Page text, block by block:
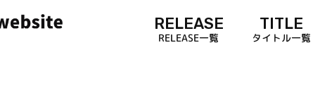
RELEASE
RELEASE一覧
TITLE
タイトル一覧